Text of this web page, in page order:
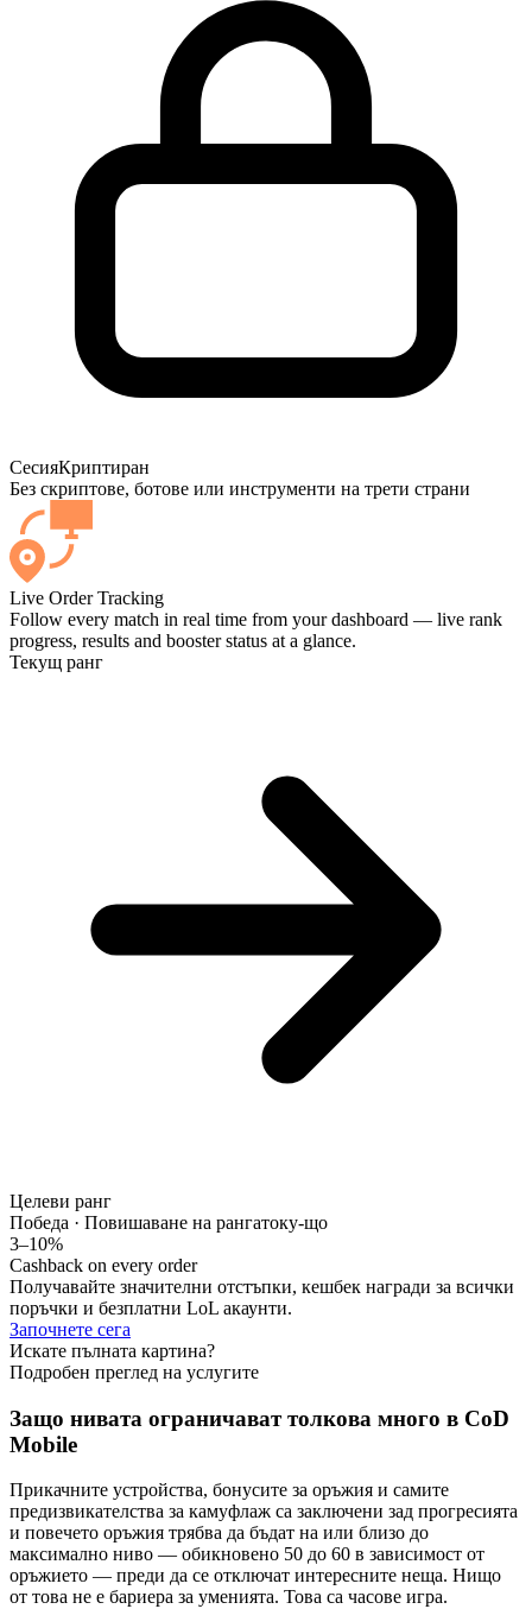
СесияКриптиран
Без скриптове, ботове или инструменти на трети страни
Live Order Tracking
Follow every match in real time from your dashboard — live rank
progress, results and booster status at a glance.
Текущ ранг
Целеви ранг
Победа · Повишаване на рангатоку-що
3–10%
Cashback on every order
Получавайте значителни отстъпки, кешбек награди за всички
поръчки и безплатни LoL акаунти.
Започнете сега
Искате пълната картина?
Подробен преглед на услугите
Защо нивата ограничават толкова много в CoD
Mobile
Прикачните устройства, бонусите за оръжия и самите
предизвикателства за камуфлаж са заключени зад прогресията
и повечето оръжия трябва да бъдат на или близо до
максимално ниво — обикновено 50 до 60 в зависимост от
оръжието — преди да се отключат интересните неща. Нищо
от това не е бариера за уменията. Това са часове игра.